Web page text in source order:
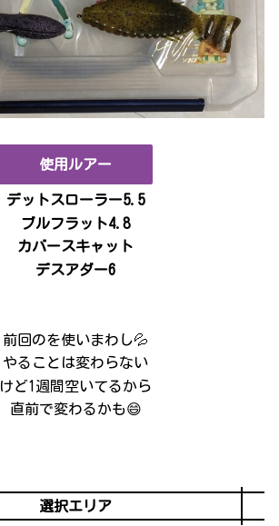
使用ルアー
デットスローラー5.5
ブルフラット4.8
カバースキャット
デスアダー6
前回のを使いまわし💦
やることは変わらない
けど1週間空いてるから
直前で変わるかも😄
選択エリア